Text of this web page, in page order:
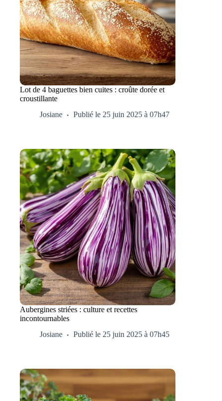
Lot de 4 baguettes bien cuites : croûte dorée et
croustillante
Josiane
Publié le 25 juin 2025 à 07h47
Aubergines striées : culture et recettes
incontournables
Josiane
Publié le 25 juin 2025 à 07h45